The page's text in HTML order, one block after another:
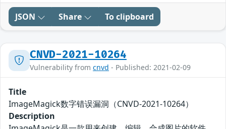
JSON Share To clipboard
CNVD-2021-10264
Vulnerability from cnvd - Published: 2021-02-09
Title
ImageMagick数字错误漏洞（CNVD-2021-10264）
Description